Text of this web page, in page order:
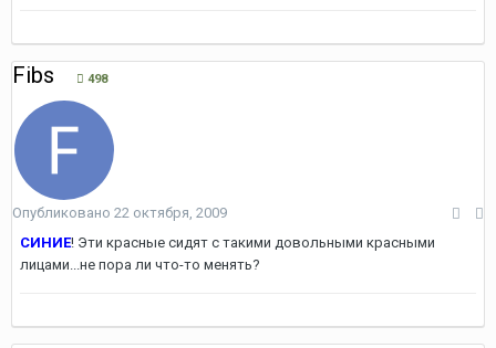
Fibs 498
Опубликовано 22 октября, 2009
СИНИЕ! Эти красные сидят с такими довольными красными
лицами...не пора ли что-то менять?